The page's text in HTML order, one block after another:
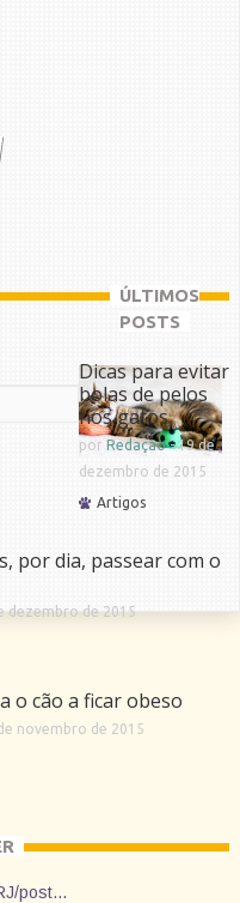
ÚLTIMOS
POSTS
Dicas para evitar
bolas de pelos
nos gatos
por Redação-19 de
dezembro de 2015
Artigos
por dia, passear com o
dezembro de 2015
o cão a ficar obeso
novembro de 2015
post…